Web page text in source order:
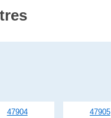
47904 47905